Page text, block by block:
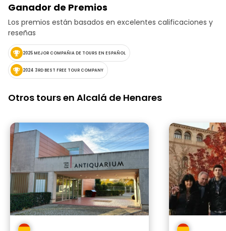
recomendable
Ganador de Premios
Los premios están basados en excelentes calificaciones y
reseñas
2025 MEJOR COMPAÑIA DE TOURS EN ESPAÑOL
2024 3RD BEST FREE TOUR COMPANY
Otros tours en Alcalá de Henares